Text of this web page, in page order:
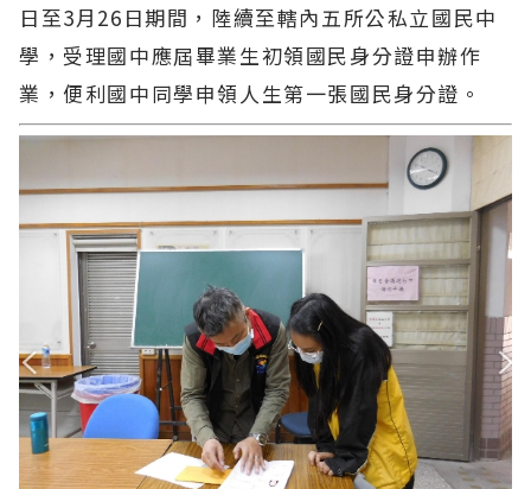
日至3月26日期間，陸續至轄內五所公私立國民中
學，受理國中應屆畢業生初領國民身分證申辦作
業，便利國中同學申領人生第一張國民身分證。